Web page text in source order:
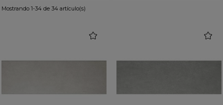
Mostrando 1-34 de 34 artículo(s)